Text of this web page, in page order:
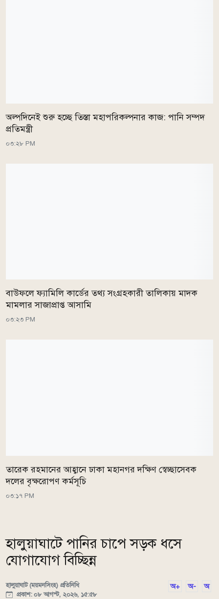
অল্পদিনেই শুরু হচ্ছে তিস্তা মহাপরিকল্পনার কাজ: পানি সম্পদ
প্রতিমন্ত্রী
০৩:২৮ PM
বাউফলে ফ্যামিলি কার্ডের তথ্য সংগ্রহকারী তালিকায় মাদক
মামলার সাজাপ্রাপ্ত আসামি
০৩:২৩ PM
তারেক রহমানের আহ্বানে ঢাকা মহানগর দক্ষিণ স্বেচ্ছাসেবক
দলের বৃক্ষরোপণ কর্মসূচি
০৩:১৭ PM
হালুয়াঘাটে পানির চাপে সড়ক ধসে
যোগাযোগ বিচ্ছিন্ন
হালুয়াঘাট (ময়মনসিংহ) প্রতিনিধি
প্রকাশ: ০৮ আগস্ট, ২০২৬, ১৫:৫৮
অ+ অ- অ